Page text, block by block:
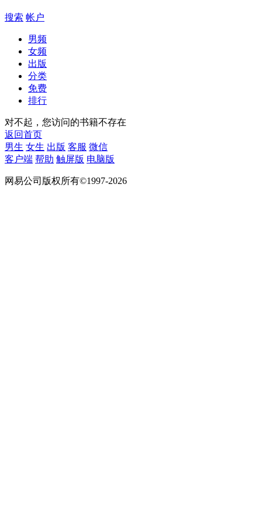
搜索 帐户
男频
女频
出版
分类
免费
排行
对不起，您访问的书籍不存在
返回首页
男生 女生 出版 客服 微信
客户端 帮助 触屏版 电脑版
网易公司版权所有©1997-2026